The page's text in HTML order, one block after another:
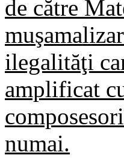
de către
ilegalităţi
amplificat
numai.